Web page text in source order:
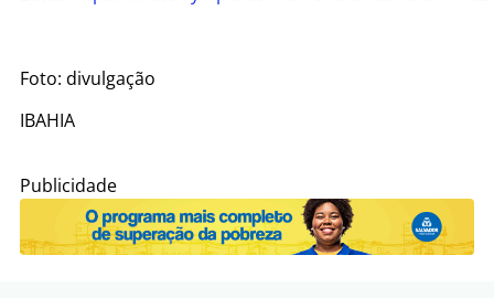
Foto: divulgação
IBAHIA
Publicidade